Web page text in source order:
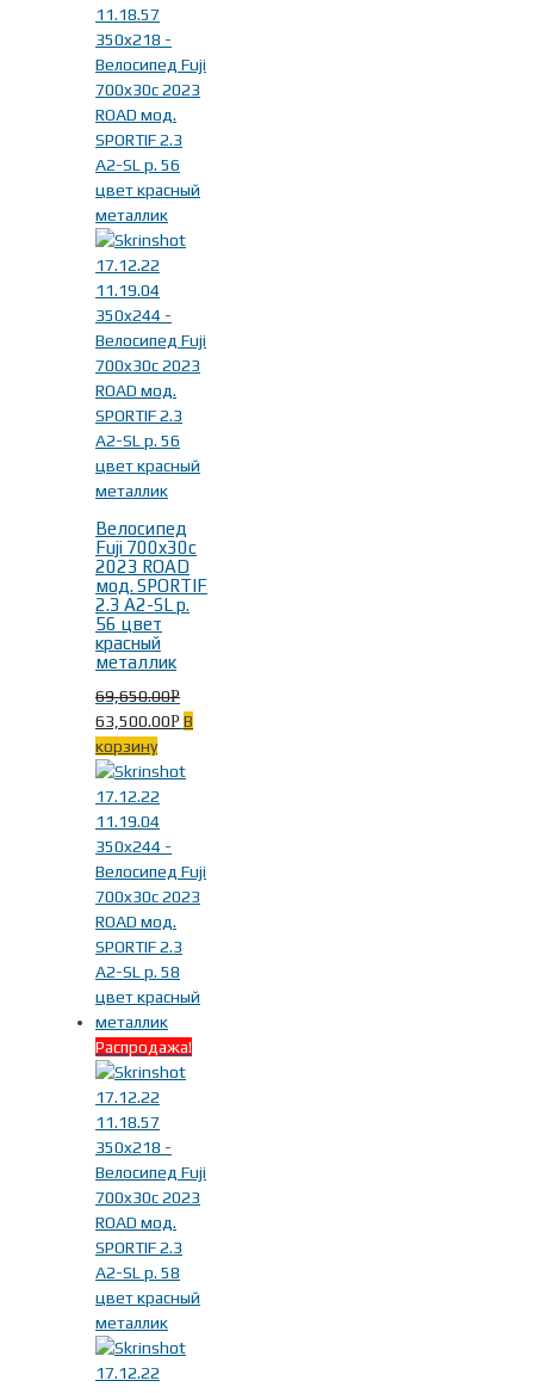
Серый(6)
Фильтр
Велосипед
Fuji 700x30c
2023 ROAD
мод. SPORTIF
2.3 A2-SL р.
56 цвет
красный
металлик
69,650.00Р
63,500.00Р В
корзину
Распродажа!